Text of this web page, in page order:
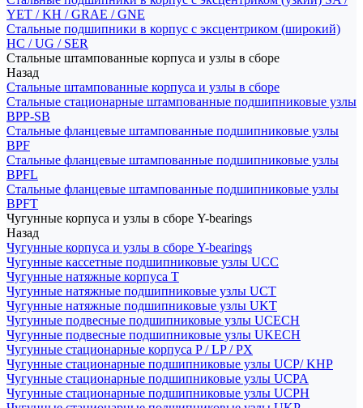
YET / KH / GRAE / GNE
Стальные подшипники в корпус с эксцентриком (широкий)
HC / UG / SER
Стальные штампованные корпуса и узлы в сборе
Назад
Стальные штампованные корпуса и узлы в сборе
Стальные стационарные штампованные подшипниковые узлы
BPP-SB
Стальные фланцевые штампованные подшипниковые узлы
BPF
Стальные фланцевые штампованные подшипниковые узлы
BPFL
Стальные фланцевые штампованные подшипниковые узлы
BPFT
Чугунные корпуса и узлы в сборе Y-bearings
Назад
Чугунные корпуса и узлы в сборе Y-bearings
Чугунные кассетные подшипниковые узлы UCC
Чугунные натяжные корпуса T
Чугунные натяжные подшипниковые узлы UCT
Чугунные натяжные подшипниковые узлы UKT
Чугунные подвесные подшипниковые узлы UCECH
Чугунные подвесные подшипниковые узлы UKECH
Чугунные стационарные корпуса P / LP / PX
Чугунные стационарные подшипниковые узлы UCP/ KHP
Чугунные стационарные подшипниковые узлы UCPA
Чугунные стационарные подшипниковые узлы UCPH